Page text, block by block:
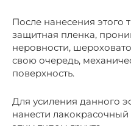
После нанесения этого
защитная пленка,
неровности,
свою очередь,
поверхность.
Для усиления данного
нанести